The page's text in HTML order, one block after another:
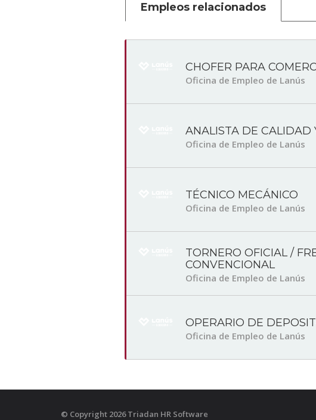
Empleos relacionados
CHOFER PARA
Oficina de Empleo de Lanús
ANALISTA DE CALIDAD
Oficina de Empleo de Lanús
TÉCNICO MECÁNICO
Oficina de Empleo de Lanús
TORNERO OFICIAL /
CONVENCIONAL
Oficina de Empleo de Lanús
OPERARIO DE
Oficina de Empleo de Lanús
© Copyright 2026 Triadan HR Software